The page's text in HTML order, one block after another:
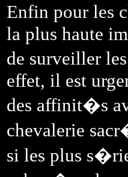
Enfin pour les
la plus haute
de surveiller
effet, il est
des affinit�s
chevalerie
si les plus